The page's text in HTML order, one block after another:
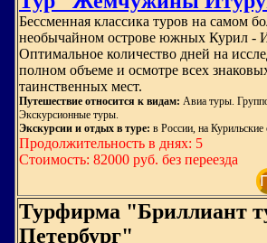
Бессменная классика туров на самом
необычайном острове южных Курил -
Оптимальное количество дней на
полном объеме и осмотре всех
таинственных мест.
Путешествие относится к видам: Авиа туры.
Экскурсионные туры.
Экскурсии и отдых в туре: в России, на
Продолжительность в днях: 5
Стоимость: 82000 руб. без переезда
Турфирма "Бриллиант
Петербург"